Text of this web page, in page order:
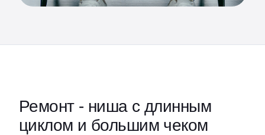
Ремонт - ниша с длинным
циклом и большим чеком